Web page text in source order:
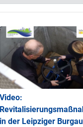
Video:
in der Leipziger